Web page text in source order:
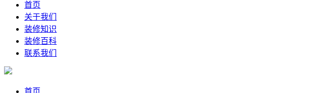
首页
关于我们
装修知识
装修百科
联系我们
首页